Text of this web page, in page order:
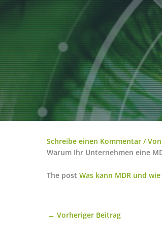
Schreibe einen Kommentar / Von
Warum Ihr Unternehmen eine
The post Was kann MDR und
← Vorheriger Beitrag